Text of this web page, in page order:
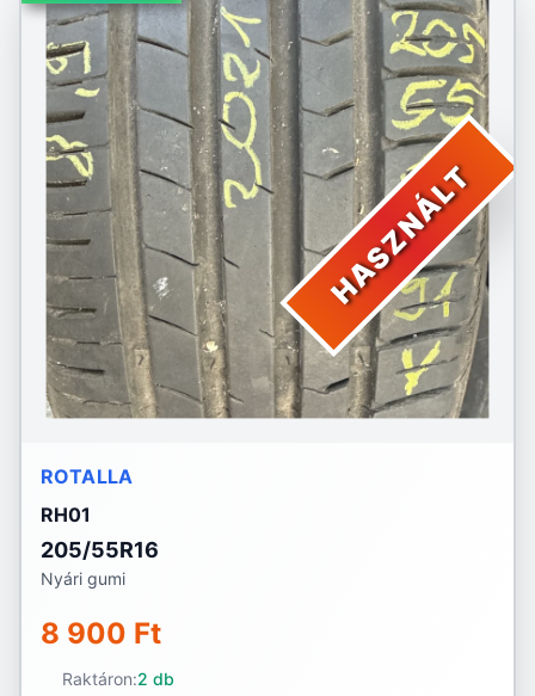
HASZNÁLT
ROTALLA
RH01
205/55R16
Nyári gumi
8 900 Ft
Raktáron:2 db